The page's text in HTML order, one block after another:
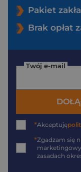
Pakiet
Brak opłat
Twój e-mail
*Akceptuję
*Zgadzam się
zasadach